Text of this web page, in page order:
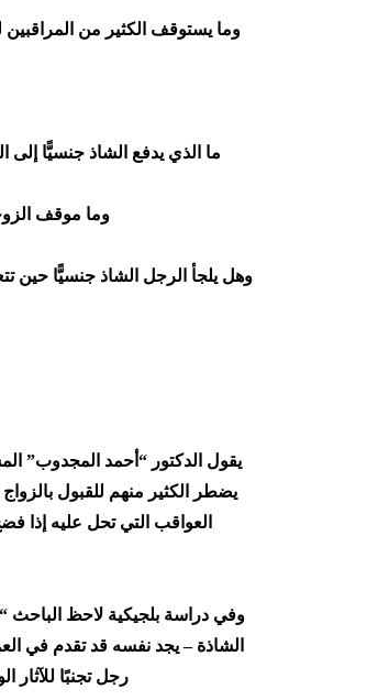
وما يستوقف الكثير من المراقبين
ما الذي يدفع الشاذ جنسيًّا
وما موقف
وهل يلجأ الرجل الشاذ جنسيًّا حين
يقول الدكتور “أحمد المجدوب”
يضطر الكثير منهم للقبول
العواقب التي تحل عليه إذا
وفي دراسة بلجيكية لاحظ الباحث
الشاذة – يجد نفسه قد تقدم في
رجل تجنبًا